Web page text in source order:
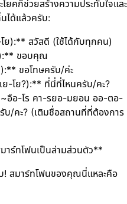
ยคก็ช่วยสร้างความประทับใจและ
ได้แล้วครับ:
):** สวัสดี (ใช้ได้กับทุกคน)
ขอบคุณ
ขอโทษครับ/ค่ะ
-โย?):** ที่นี่ที่ไหนครับ/คะ?
อือ-โร คา-รยอ-มยอน ออ-ตอ-
บ/คะ? (เติมชื่อสถานที่ที่ต้องการ
าร์ทโฟนเป็นล่ามส่วนตัว**
บ! สมาร์ทโฟนของคุณนี่แหละคือ